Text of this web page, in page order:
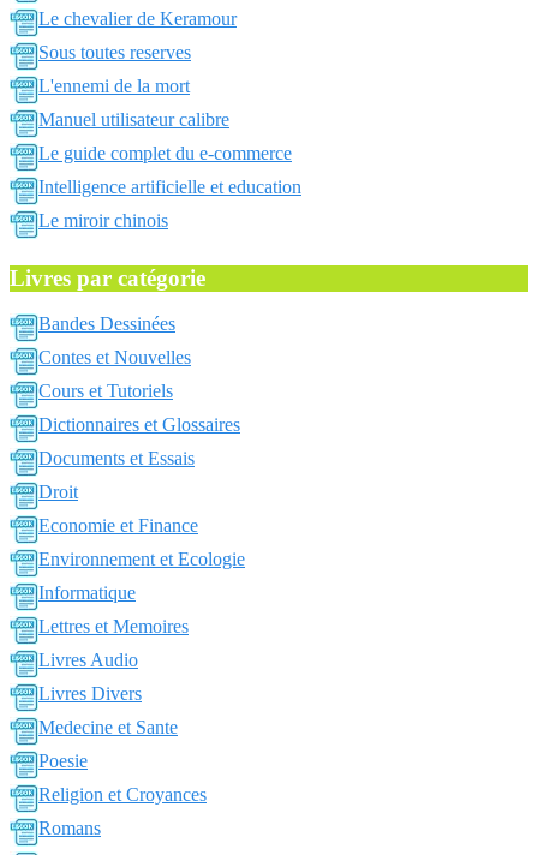
Le chevalier de Keramour
Sous toutes reserves
L'ennemi de la mort
Manuel utilisateur calibre
Le guide complet du e-commerce
Intelligence artificielle et education
Le miroir chinois
Livres par catégorie
Bandes Dessinées
Contes et Nouvelles
Cours et Tutoriels
Dictionnaires et Glossaires
Documents et Essais
Droit
Economie et Finance
Environnement et Ecologie
Informatique
Lettres et Memoires
Livres Audio
Livres Divers
Medecine et Sante
Poesie
Religion et Croyances
Romans